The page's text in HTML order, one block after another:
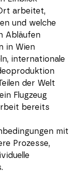
arbeitet,
und welche
Abläufen
in Wien
internationale
der Welt
Flugzeug
bereits
mit
Prozesse,